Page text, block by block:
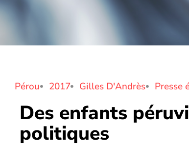
Pérou 2017 Gilles D'Andrès Presse
Des enfants
politiques